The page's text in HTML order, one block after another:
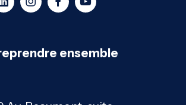
ensemble